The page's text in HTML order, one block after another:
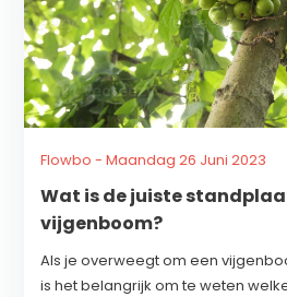
Flowbo - Maandag 26 Juni 2023
Wat is de juiste
vijgenboom?
Als je overweegt om een
is het belangrijk om te weten